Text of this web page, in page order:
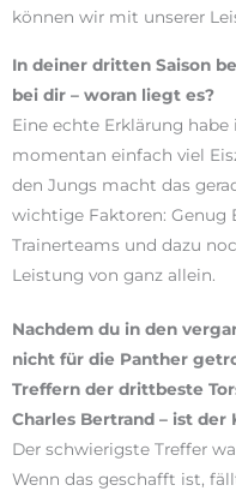
können wir mit unserer
In deiner dritten Saison
bei dir – woran liegt es?
Eine echte Erklärung
momentan einfach viel
den Jungs macht das
wichtige Faktoren: Genug
Trainerteams und dazu
Leistung von ganz allein.
Nachdem du in den
nicht für die Panther
Treffern der drittbeste
Charles Bertrand – ist
Der schwierigste Treffer
Wenn das geschafft ist,